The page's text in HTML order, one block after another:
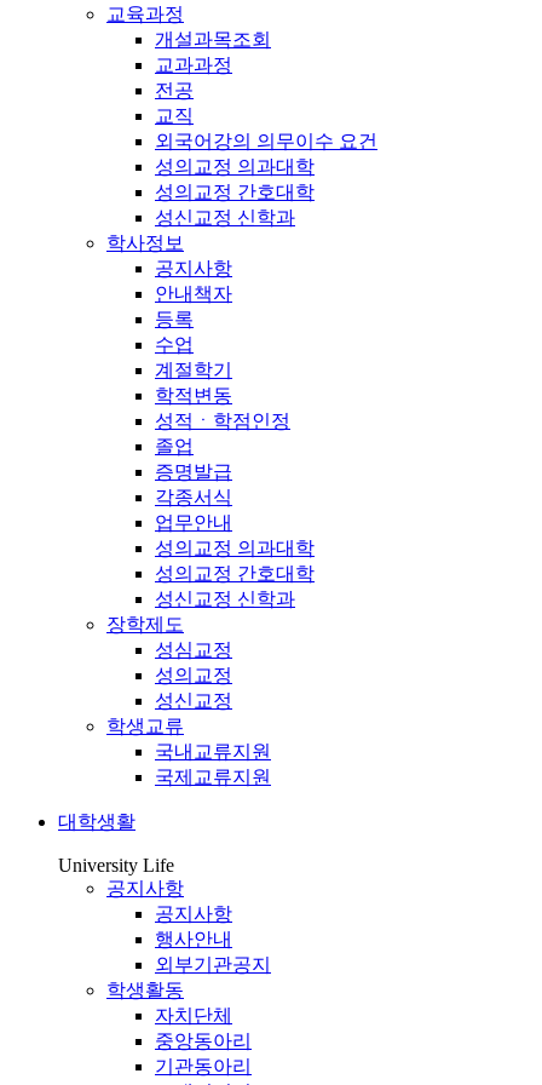
교육과정
개설과목조회
교과과정
전공
교직
외국어강의 의무이수 요건
성의교정 의과대학
성의교정 간호대학
성신교정 신학과
학사정보
공지사항
안내책자
등록
수업
계절학기
학적변동
성적ㆍ학점인정
졸업
증명발급
각종서식
업무안내
성의교정 의과대학
성의교정 간호대학
성신교정 신학과
장학제도
성심교정
성의교정
성신교정
학생교류
국내교류지원
국제교류지원
대학생활
University Life
공지사항
공지사항
행사안내
외부기관공지
학생활동
자치단체
중앙동아리
기관동아리